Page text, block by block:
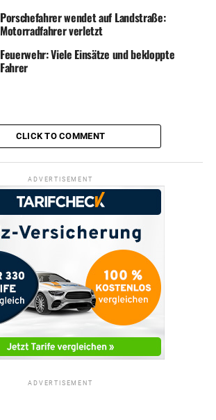
Porschefahrer wendet auf Landstraße:
Motorradfahrer verletzt
Feuerwehr: Viele Einsätze und bekloppte
Fahrer
CLICK TO COMMENT
ADVERTISEMENT
ADVERTISEMENT